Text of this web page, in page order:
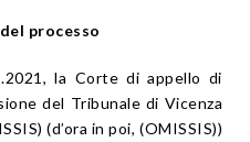
processo
la Corte di appello di
del Tribunale di Vicenza
(d’ora in poi, (OMISSIS))